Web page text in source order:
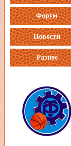
Форум
Новости
Разное